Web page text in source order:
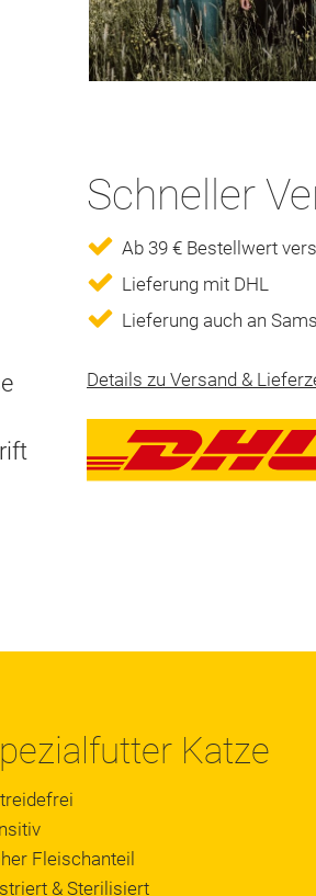
Schneller
Ab 39 € Bestellwert
Lieferung mit DHL
Lieferung auch an
Details zu Versand &
Katze
Fleischanteil
& Sterilisiert